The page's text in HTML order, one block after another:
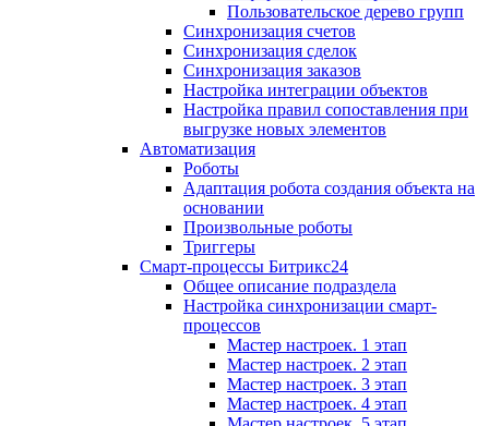
Пользовательское дерево групп
Синхронизация счетов
Синхронизация сделок
Синхронизация заказов
Настройка интеграции объектов
Настройка правил сопоставления при
выгрузке новых элементов
Автоматизация
Роботы
Адаптация робота создания объекта на
основании
Произвольные роботы
Триггеры
Смарт-процессы Битрикс24
Общее описание подраздела
Настройка синхронизации смарт-
процессов
Мастер настроек. 1 этап
Мастер настроек. 2 этап
Мастер настроек. 3 этап
Мастер настроек. 4 этап